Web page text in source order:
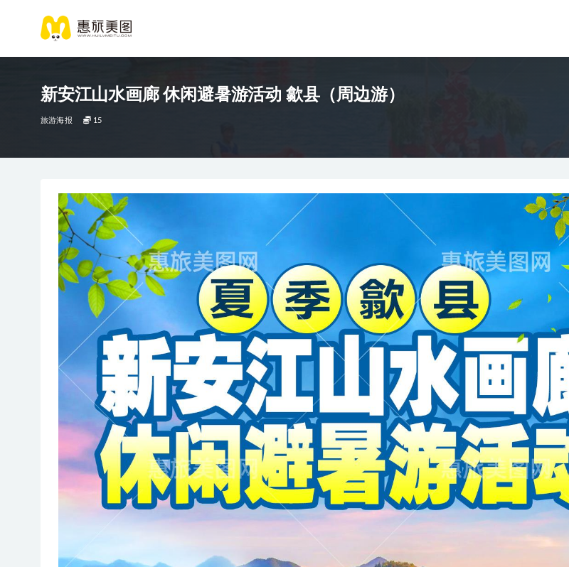
新安江山水画廊 休闲避暑游活动 歙县（周边游）
旅游海报 15